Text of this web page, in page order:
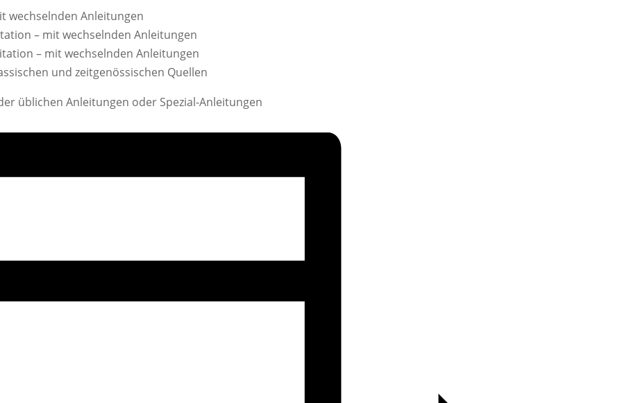
wechselnden Anleitungen
– mit wechselnden Anleitungen
– mit wechselnden Anleitungen
und zeitgenössischen Quellen
üblichen Anleitungen oder Spezial-Anleitungen